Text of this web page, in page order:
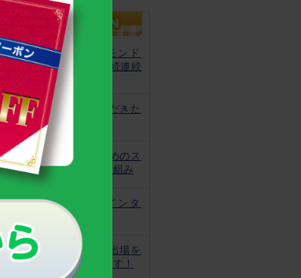
カルシウムグミが、モンド
「最高金賞」を13年連続連続
非常時にお役立ていただきた
いトレーニング
皆様の安心と安全のためのス
クスクのっぽくんの取り組み
なでしこ宮間選手にインタ
ジュニアオリンピック出場を
目指してがんばっています！